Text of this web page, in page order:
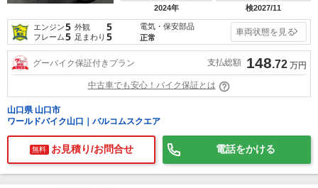
2024年
検2027/11
エンジン5 外観 5
フレーム5 足まわり 5
電気・保安部品
正常
車両状態を見る
グーバイク保証付きプラン 支払総額 148.72 万円
中古車でも安心！バイク保証とは
山口県 山口市
ワールドバイク山口｜バルコムスクエア
無料 お見積り/お問合せ 電話をかける